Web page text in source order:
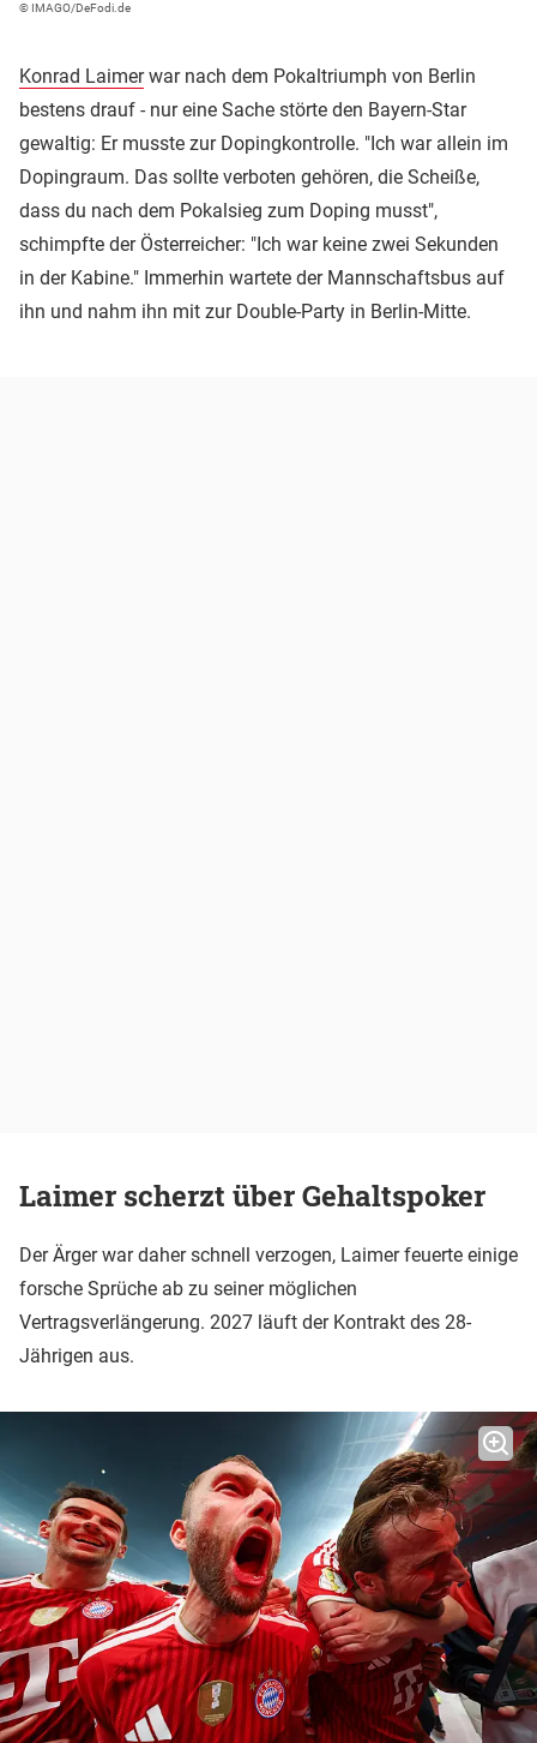
© IMAGO/DeFodi.de
Konrad Laimerwar nach dem Pokaltriumph von Berlin
bestens drauf - nur eine Sache störte den Bayern-Star
gewaltig: Er musste zur Dopingkontrolle. "Ich war allein im
Dopingraum. Das sollte verboten gehören, die Scheiße,
dass du nach dem Pokalsieg zum Doping musst",
schimpfte der Österreicher: "Ich war keine zwei Sekunden
in der Kabine." Immerhin wartete der Mannschaftsbus auf
ihn und nahm ihn mit zur Double-Party in Berlin-Mitte.
Laimer scherzt über Gehaltspoker
Der Ärger war daher schnell verzogen, Laimer feuerte einige
forsche Sprüche ab zu seiner möglichen
Vertragsverlängerung. 2027 läuft der Kontrakt des 28-
Jährigen aus.